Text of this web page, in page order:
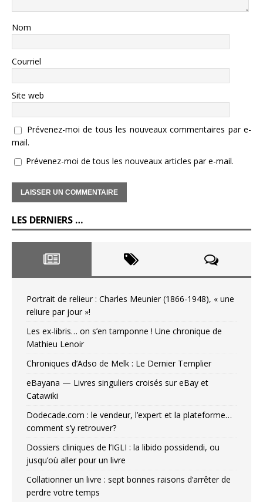
Nom
Courriel
Site web
Prévenez-moi de tous les nouveaux commentaires par e-
mail.
Prévenez-moi de tous les nouveaux articles par e-mail.
LES DERNIERS …
Portrait de relieur : Charles Meunier (1866-1948), « une
reliure par jour »!
Les ex-libris… on s’en tamponne ! Une chronique de
Mathieu Lenoir
Chroniques d’Adso de Melk : Le Dernier Templier
eBayana — Livres singuliers croisés sur eBay et
Catawiki
Dodecade.com : le vendeur, l’expert et la plateforme…
comment s’y retrouver?
Dossiers cliniques de l’IGLI : la libido possidendi, ou
jusqu’où aller pour un livre
Collationner un livre : sept bonnes raisons d’arrêter de
perdre votre temps